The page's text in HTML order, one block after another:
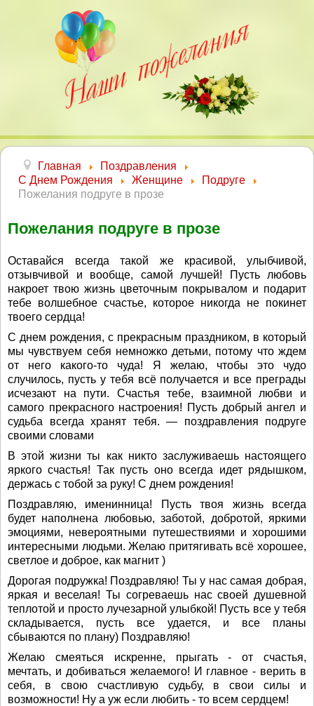
Главная
Поздравления
С Днем Рождения
Женщине
Подруге
Пожелания подруге в прозе
Пожелания подруге в прозе
Оставайся всегда такой же красивой, улыбчивой,
отзывчивой и вообще, самой лучшей! Пусть любовь
накроет твою жизнь цветочным покрывалом и подарит
тебе волшебное счастье, которое никогда не покинет
твоего сердца!
С днем рождения, с прекрасным праздником, в который
мы чувствуем себя немножко детьми, потому что ждем
от него какого-то чуда! Я желаю, чтобы это чудо
случилось, пусть у тебя всё получается и все преграды
исчезают на пути. Счастья тебе, взаимной любви и
самого прекрасного настроения! Пусть добрый ангел и
судьба всегда хранят тебя. — поздравления подруге
своими словами
В этой жизни ты как никто заслуживаешь настоящего
яркого счастья! Так пусть оно всегда идет рядышком,
держась с тобой за руку! С днем рождения!
Поздравляю, именинница! Пусть твоя жизнь всегда
будет наполнена любовью, заботой, добротой, яркими
эмоциями, невероятными путешествиями и хорошими
интересными людьми. Желаю притягивать всё хорошее,
светлое и доброе, как магнит )
Дорогая подружка! Поздравляю! Ты у нас самая добрая,
яркая и веселая! Ты согреваешь нас своей душевной
теплотой и просто лучезарной улыбкой! Пусть все у тебя
складывается, пусть все удается, и все планы
сбываются по плану) Поздравляю!
Желаю смеяться искренне, прыгать - от счастья,
мечтать, и добиваться желаемого! И главное - верить в
себя, в свою счастливую судьбу, в свои силы и
возможности! Ну а уж если любить - то всем сердцем!